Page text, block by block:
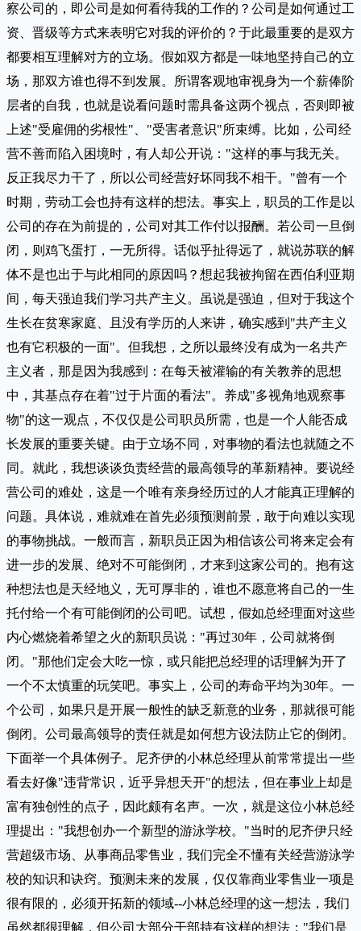
察公司的，即公司是如何看待我的工作的？公司是如何通过工
资、晋级等方式来表明它对我的评价的？于此最重要的是双方
都要相互理解对方的立场。假如双方都是一味地坚持自己的立
场，那双方谁也得不到发展。所谓客观地审视身为一个薪俸阶
层者的自我，也就是说看问题时需具备这两个视点，否则即被
上述"受雇佣的劣根性"、"受害者意识"所束缚。比如，公司经
营不善而陷入困境时，有人却公开说："这样的事与我无关。
反正我尽力干了，所以公司经营好坏同我不相干。"曾有一个
时期，劳动工会也持有这样的想法。事实上，职员的工作是以
公司的存在为前提的，公司对其工作付以报酬。若公司一旦倒
闭，则鸡飞蛋打，一无所得。话似乎扯得远了，就说苏联的解
体不是也出于与此相同的原因吗？想起我被拘留在西伯利亚期
间，每天强迫我们学习共产主义。虽说是强迫，但对于我这个
生长在贫寒家庭、且没有学历的人来讲，确实感到"共产主义
也有它积极的一面"。但我想，之所以最终没有成为一名共产
主义者，那是因为我感到：在每天被灌输的有关教养的思想
中，其基点存在着"过于片面的看法"。养成"多视角地观察事
物"的这一观点，不仅仅是公司职员所需，也是一个人能否成
长发展的重要关键。由于立场不同，对事物的看法也就随之不
同。就此，我想谈谈负责经营的最高领导的革新精神。要说经
营公司的难处，这是一个唯有亲身经历过的人才能真正理解的
问题。具体说，难就难在首先必须预测前景，敢于向难以实现
的事物挑战。一般而言，新职员正因为相信该公司将来定会有
进一步的发展、绝对不可能倒闭，才来到这家公司的。抱有这
种想法也是天经地义，无可厚非的，谁也不愿意将自己的一生
托付给一个有可能倒闭的公司吧。试想，假如总经理面对这些
内心燃烧着希望之火的新职员说："再过30年，公司就将倒
闭。"那他们定会大吃一惊，或只能把总经理的话理解为开了
一个不太慎重的玩笑吧。事实上，公司的寿命平均为30年。一
个公司，如果只是开展一般性的缺乏新意的业务，那就很可能
倒闭。公司最高领导的责任就是如何想方设法防止它的倒闭。
下面举一个具体例子。尼齐伊的小林总经理从前常常提出一些
看去好像"违背常识，近乎异想天开"的想法，但在事业上却是
富有独创性的点子，因此颇有名声。一次，就是这位小林总经
理提出："我想创办一个新型的游泳学校。"当时的尼齐伊只经
营超级市场、从事商品零售业，我们完全不懂有关经营游泳学
校的知识和诀窍。预测未来的发展，仅仅靠商业零售业一项是
很有限的，必须开拓新的领域--小林总经理的这一想法，我们
虽然都很理解，但公司大部分干部持有这样的想法："我们是